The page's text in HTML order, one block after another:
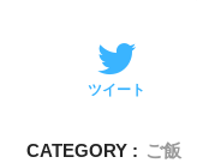
ツイート
CATEGORY : ご飯